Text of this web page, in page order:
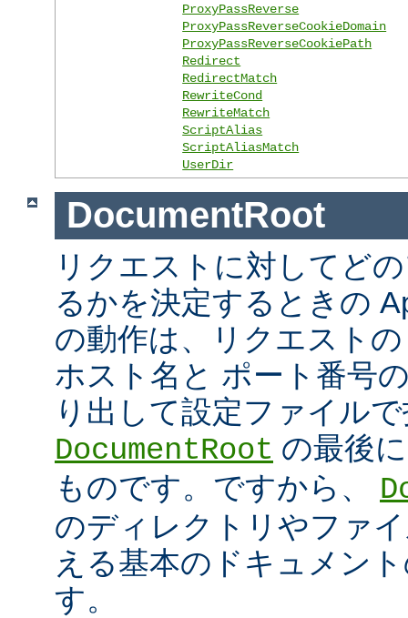
ProxyPassReverse
ProxyPassReverseCookieDomain
ProxyPassReverseCookiePath
Redirect
RedirectMatch
RewriteCond
RewriteMatch
ScriptAlias
ScriptAliasMatch
UserDir
DocumentRoot
リクエストに対してど
るかを決定するときの
の動作は、リクエスト
ホスト名と ポート番号
り出して設定ファイル
DocumentRoot の最後
ものです。ですから、
のディレクトリやファ
える基本のドキュメン
す。